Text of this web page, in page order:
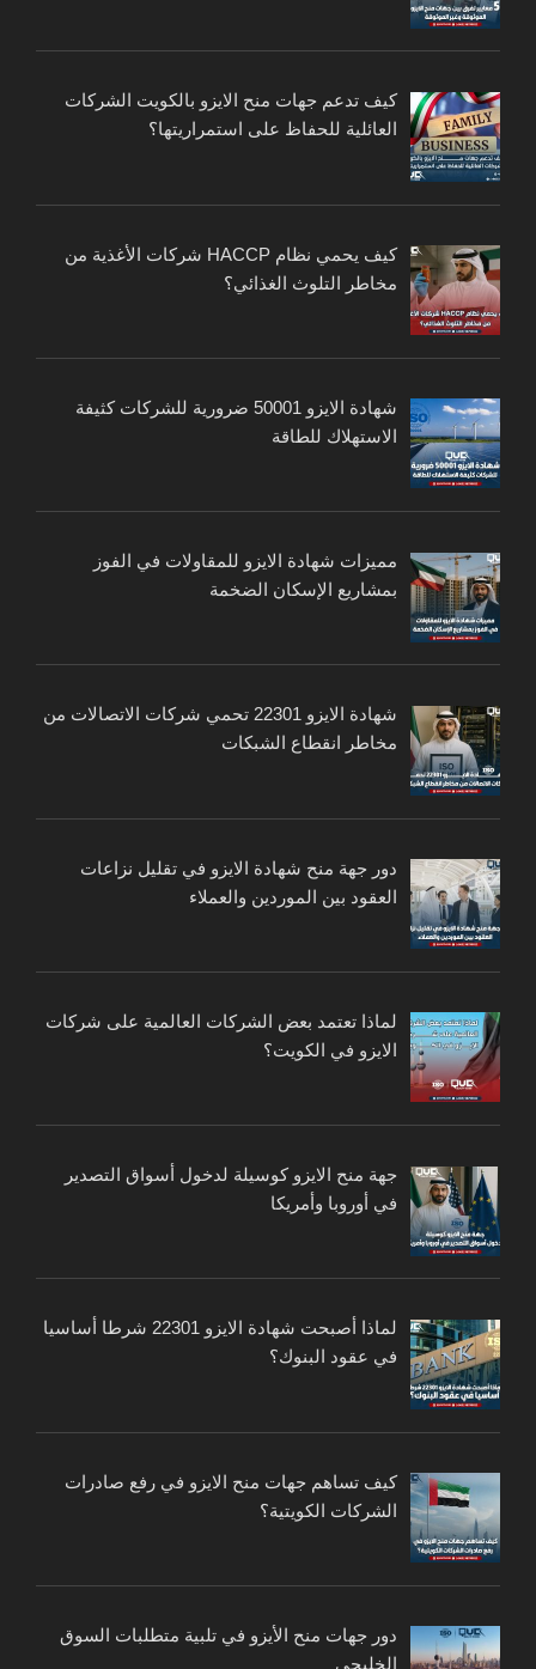
كيف تدعم جهات منح الايزو بالكويت الشركات
العائلية للحفاظ على استمراريتها؟
كيف يحمي نظام HACCP شركات الأغذية من
مخاطر التلوث الغذائي؟
شهادة الايزو 50001 ضرورية للشركات كثيفة
الاستهلاك للطاقة
مميزات شهادة الايزو للمقاولات في الفوز
بمشاريع الإسكان الضخمة
شهادة الايزو 22301 تحمي شركات الاتصالات من
مخاطر انقطاع الشبكات
دور جهة منح شهادة الايزو في تقليل نزاعات
العقود بين الموردين والعملاء
لماذا تعتمد بعض الشركات العالمية على شركات
الايزو في الكويت؟
جهة منح الايزو كوسيلة لدخول أسواق التصدير
في أوروبا وأمريكا
لماذا أصبحت شهادة الايزو 22301 شرطا أساسيا
في عقود البنوك؟
كيف تساهم جهات منح الايزو في رفع صادرات
الشركات الكويتية؟
دور جهات منح الأيزو في تلبية متطلبات السوق
الخليجي